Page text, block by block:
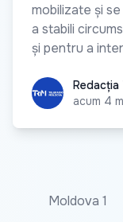
mobilizate și
a stabili
și pentru a
Redacția TRM
Redacția
acum 4
Moldova 1